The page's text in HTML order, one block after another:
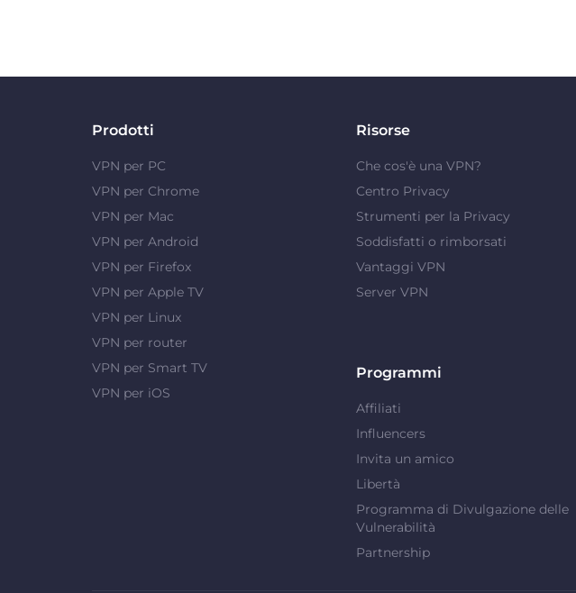
Prodotti
VPN per PC
VPN per Chrome
VPN per Mac
VPN per Android
VPN per Firefox
VPN per Apple TV
VPN per Linux
VPN per router
VPN per Smart TV
VPN per iOS
Risorse
Che cos'è una VPN?
Centro Privacy
Strumenti per la Privacy
Soddisfatti o rimborsati
Vantaggi VPN
Server VPN
Programmi
Affiliati
Influencers
Invita un amico
Libertà
Programma di Divulgazione delle
Vulnerabilità
Partnership